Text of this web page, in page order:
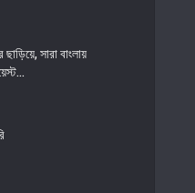
সারা বাংলায়